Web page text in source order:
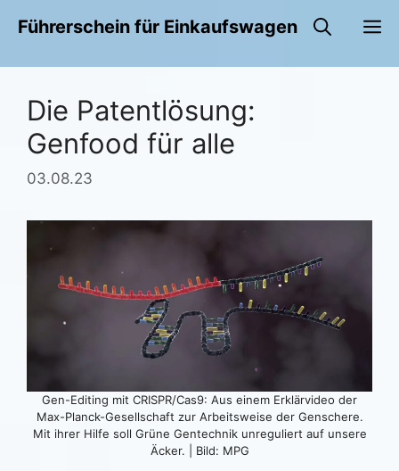
InhaltFührerschein für Einkaufswagen
Die Patentlösung:
Genfood für alle
03.08.23
Gen-Editing mit CRISPR/Cas9: Aus einem Erklärvideo der
Max-Planck-Gesellschaft zur Arbeitsweise der Genschere.
Mit ihrer Hilfe soll Grüne Gentechnik unreguliert auf unsere
Äcker. | Bild: MPG